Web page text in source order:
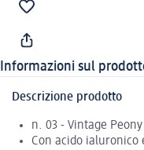
Informazioni sul
Descrizione prodotto
n. 03 - Vintage Peony
Con acido ialuronico